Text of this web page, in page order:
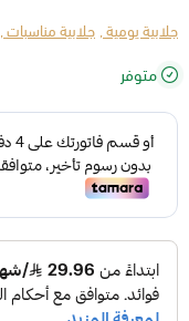
جلابية يومية , جلابية مناسبات ,
متوفر